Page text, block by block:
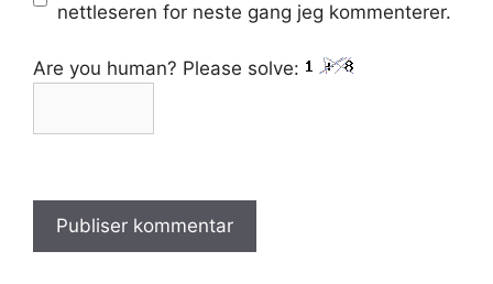
nettleseren for neste gang jeg kommenterer.
Are you human? Please solve: